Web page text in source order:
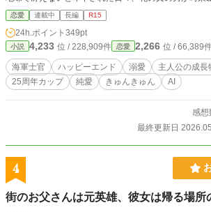
恋愛 連載中 長編 R15
24h.ポイント 349pt
小説 4,233 位 / 228,909件 恋愛 2,266 位 / 66,389
海軍士官 ハッピーエンド 溺愛 主人公の成長
25周年カップ
純愛 きゅんきゅん AI
感想
最終更新日
4
街のお父さんは元英雄、彼女は帰る場所